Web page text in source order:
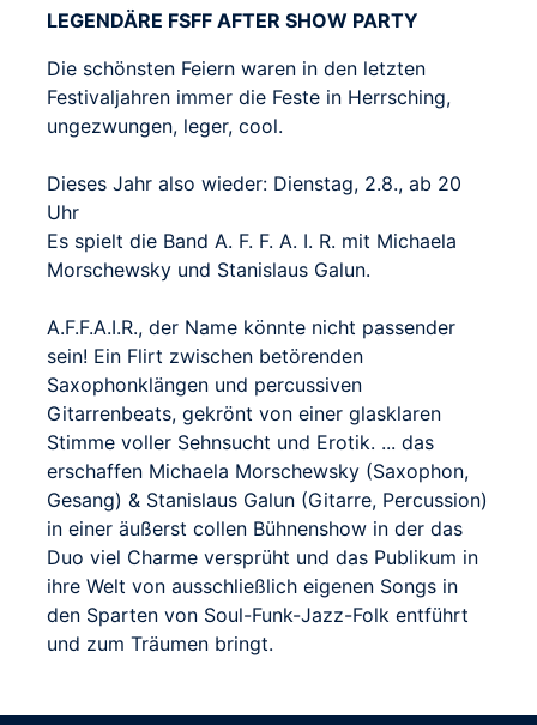
LEGENDÄRE FSFF AFTER SHOW PARTY
Die schönsten Feiern waren in den letzten
Festivaljahren immer die Feste in Herrsching,
ungezwungen, leger, cool.
Dieses Jahr also wieder: Dienstag, 2.8., ab 20
Uhr
Es spielt die Band A. F. F. A. I. R. mit Michaela
Morschewsky und Stanislaus Galun.
A.F.F.A.I.R., der Name könnte nicht passender
sein! Ein Flirt zwischen betörenden
Saxophonklängen und percussiven
Gitarrenbeats, gekrönt von einer glasklaren
Stimme voller Sehnsucht und Erotik. ... das
erschaffen Michaela Morschewsky (Saxophon,
Gesang) & Stanislaus Galun (Gitarre, Percussion)
in einer äußerst collen Bühnenshow in der das
Duo viel Charme versprüht und das Publikum in
ihre Welt von ausschließlich eigenen Songs in
den Sparten von Soul-Funk-Jazz-Folk entführt
und zum Träumen bringt.